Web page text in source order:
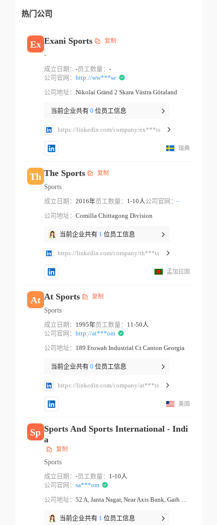
热门公司
Ex Exani Sports 复制
-
成立日期： -员工数量： -
公司官网： http://ww***se
公司地址： Nikolai Gränd 2 Skara Västra Götaland
当前企业共有 0 位员工信息
https://linkedin.com/company/ex***ts
瑞典
Th The Sports 复制
Sports
成立日期： 2016年员工数量： 1-10人公司官网： -
公司地址： Comilla Chittagong Division
当前企业共有 1 位员工信息
https://linkedin.com/company/th***ts
孟加拉国
At At Sports 复制
Sports
成立日期： 1995年员工数量： 11-50人
公司官网： http://at***om
公司地址： 189 Etowah Industrial Ct Canton Georgia
当前企业共有 0 位员工信息
https://linkedin.com/company/at***ts
美国
Sp Sports And Sports International - Indi
a
复制
Sports
成立日期： -员工数量： 1-10人
公司官网： sa***om
公司地址：
52 A, Janta Nagar, Near Axis Bank, Garh Road Meerut Uttar Pradesh
当前企业共有 1 位员工信息